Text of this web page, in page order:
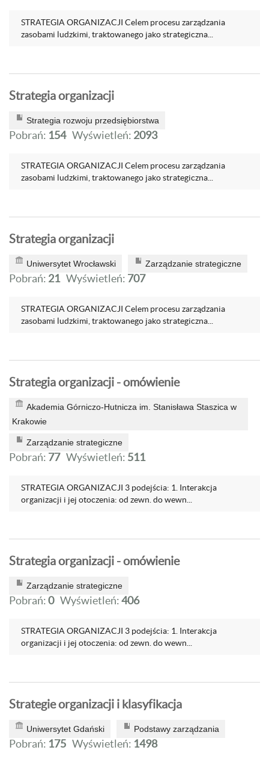
STRATEGIA ORGANIZACJI Celem procesu zarządzania
zasobami ludzkimi, traktowanego jako strategiczna...
Strategia organizacji
Strategia rozwoju przedsiębiorstwa
Pobrań: 154 Wyświetleń: 2093
STRATEGIA ORGANIZACJI Celem procesu zarządzania
zasobami ludzkimi, traktowanego jako strategiczna...
Strategia organizacji
Uniwersytet Wrocławski Zarządzanie strategiczne
Pobrań: 21 Wyświetleń: 707
STRATEGIA ORGANIZACJI Celem procesu zarządzania
zasobami ludzkimi, traktowanego jako strategiczna...
Strategia organizacji - omówienie
Akademia Górniczo-Hutnicza im. Stanisława Staszica w
Krakowie
Zarządzanie strategiczne
Pobrań: 77 Wyświetleń: 511
STRATEGIA ORGANIZACJI 3 podejścia: 1. Interakcja
organizacji i jej otoczenia: od zewn. do wewn...
Strategia organizacji - omówienie
Zarządzanie strategiczne
Pobrań:0 Wyświetleń:406
STRATEGIA ORGANIZACJI 3 podejścia: 1. Interakcja
organizacji i jej otoczenia: od zewn. do wewn...
Strategie organizacji i klasyfikacja
Uniwersytet Gdański Podstawy zarządzania
Pobrań: 175 Wyświetleń: 1498